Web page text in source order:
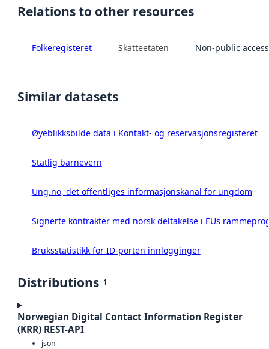
Relations to other resources
Folkeregisteret Skatteetaten Non-public access
Similar datasets
Øyeblikksbilde data i Kontakt- og reservasjonsregisteret
Statlig barnevern
Ung.no, det offentliges informasjonskanal for ungdom
Signerte kontrakter med norsk deltakelse i EUs
Bruksstatistikk for ID-porten innlogginger
Distributions 1
Norwegian Digital Contact Information Register
(KRR) REST-API
json